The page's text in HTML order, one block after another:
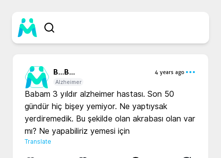
B...B...
4 years ago
Alzheimer
Babam 3 yıldır alzheimer hastası. Son 50
gündür hiç bişey yemiyor. Ne yaptıysak
yerdiremedik. Bu şekilde olan akrabası olan var
mı? Ne yapabiliriz yemesi için
Translate